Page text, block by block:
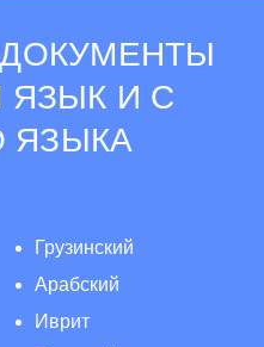
И С
ЯЗЫКА
Грузинский
Арабский
Иврит